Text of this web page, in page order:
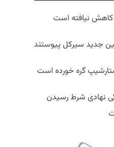
کاهش نیافته است
جدید سیرکل پیوستند
گره خورده است
نهادی شرط رسیدن